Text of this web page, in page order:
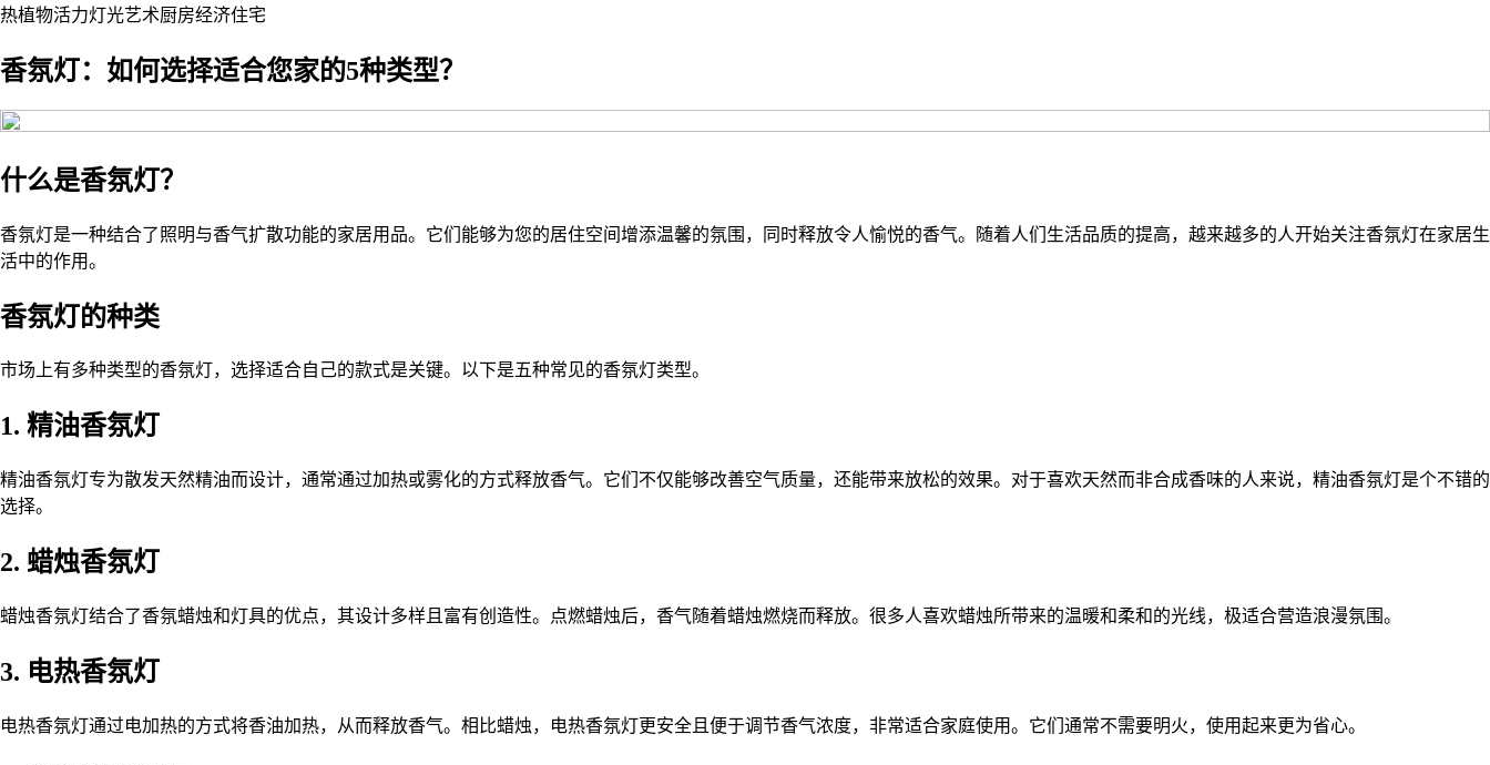
热植物活力灯光艺术厨房经济住宅
香氛灯：如何选择适合您家的5种类型？
什么是香氛灯？
香氛灯是一种结合了照明与香气扩散功能的家居用品。它们能够为您的居住空间增添温馨的氛围，同时释放令人愉悦的香气。随着人们生活品质的提高，越来越多的人开始关注香氛灯在家居生
活中的作用。
香氛灯的种类
市场上有多种类型的香氛灯，选择适合自己的款式是关键。以下是五种常见的香氛灯类型。
1. 精油香氛灯
精油香氛灯专为散发天然精油而设计，通常通过加热或雾化的方式释放香气。它们不仅能够改善空气质量，还能带来放松的效果。对于喜欢天然而非合成香味的人来说，精油香氛灯是个不错的
选择。
2. 蜡烛香氛灯
蜡烛香氛灯结合了香氛蜡烛和灯具的优点，其设计多样且富有创造性。点燃蜡烛后，香气随着蜡烛燃烧而释放。很多人喜欢蜡烛所带来的温暖和柔和的光线，极适合营造浪漫氛围。
3. 电热香氛灯
电热香氛灯通过电加热的方式将香油加热，从而释放香气。相比蜡烛，电热香氛灯更安全且便于调节香气浓度，非常适合家庭使用。它们通常不需要明火，使用起来更为省心。